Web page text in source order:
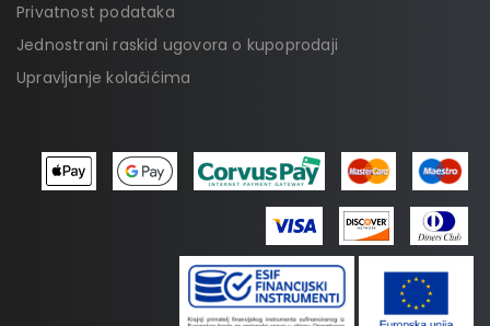
Privatnost podataka
Jednostrani raskid ugovora o kupoprodaji
Upravljanje kolačićima